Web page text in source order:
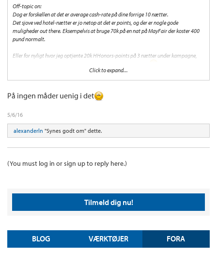
Off-topic on:
Dog er forskellen at det er average cash-rate på dine forrige 10 nætter.
Det sjove ved hotel-nætter er jo netop at det er points, og der er nogle gode
muligheder out there. Eksempelvis at bruge 70k på en nat på MayFair der koster 400
pund normalt.
Eller for nyligt hvor jeg optjente 20k HHonors-points på 3 nætter under kampagne,
Dog var Club Carlson god til at double-dippe sidste sommer, hvor man fik 1500 EB-
points oveni de normale CC points, lad os håbe det kommer igen
Click to expand...
På ingen måder uenig i det
5/6/16
alexanderln "Synes godt om" dette.
(You must log in or sign up to reply here.)
Tilmeld dig nu!
BLOG VÆRKTØJER FORA